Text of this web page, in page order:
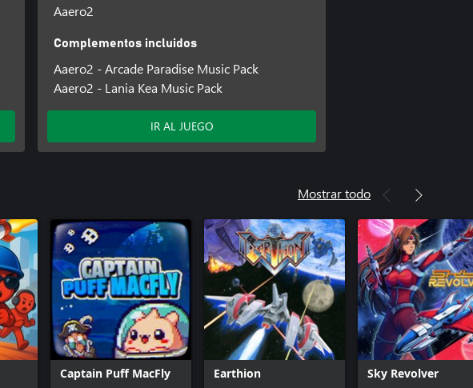
Aaero2
Complementos incluidos
Aaero2 - Arcade Paradise Music Pack
Aaero2 - Lania Kea Music Pack
IR AL JUEGO
Mostrar todo
Captain Puff MacFly Earthion Sky Revolver